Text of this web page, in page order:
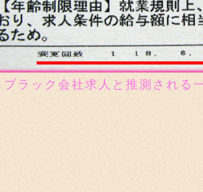
ブラック会社求人と推測される